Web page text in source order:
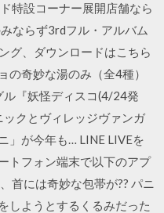
特設コーナー展開店舗なら
ならず3rdフル・アルバム
グ、ダウンロードはこちら
の奇妙な湯のみ（全4種）
ル『妖怪ディスコ(4/24発
クとヴィレッジヴァンガ
」が今年も… LINE LIVEを
トフォン端末で以下のアプ
首には奇妙な包帯が?? パニ
しようとするくるみだった